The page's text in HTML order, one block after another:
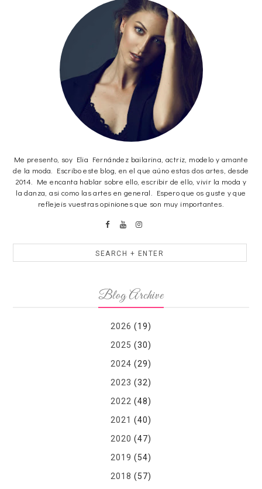
Me presento, soy Elia Fernández bailarina, actriz, modelo y amante
de la moda. Escribo este blog, en el que aúno estas dos artes, desde
2014. Me encanta hablar sobre ello, escribir de ello, vivir la moda y
la danza, asi como las artes en general. Espero que os guste y que
reflejeis vuestras opiniones que son muy importantes.
Blog Archive
2026 (19)
2025 (30)
2024 (29)
2023 (32)
2022 (48)
2021 (40)
2020 (47)
2019 (54)
2018 (57)